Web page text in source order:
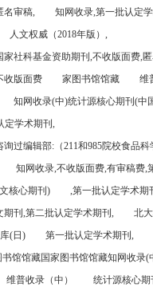
名审稿,
知网收录,第一批认定
人文权威（2018年版）,
社科基金资助期刊,不收版面费,
收版面费
家图书馆馆藏 维
知网收录(中)统计源核心期刊(中
定学术期刊,
过编辑部:（211和985院校食品
知网收录,不收版面费,有审稿费,
核心期刊)
,第一批认定学术期
刊,第二批认定学术期刊,
北
(日) 第一批认定学术期刊,
馆馆藏国家图书馆馆藏知网收录(
维普收录（中） 统计源核心期